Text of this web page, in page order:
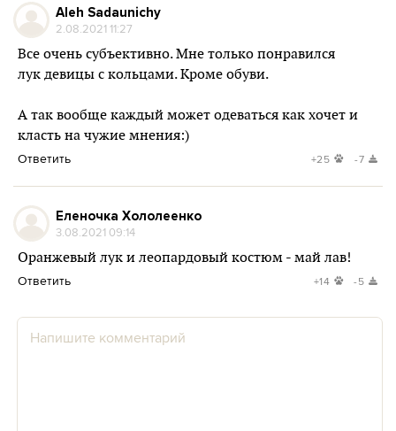
Aleh Sadaunichy
2.08.2021 11:27
Все очень субъективно. Мне только понравился
лук девицы с кольцами. Кроме обуви.
А так вообще каждый может одеваться как хочет и
класть на чужие мнения:)
Ответить +25 -7
Еленочка Хололеенко
3.08.2021 09:14
Оранжевый лук и леопардовый костюм - май лав!
Ответить +14 -5